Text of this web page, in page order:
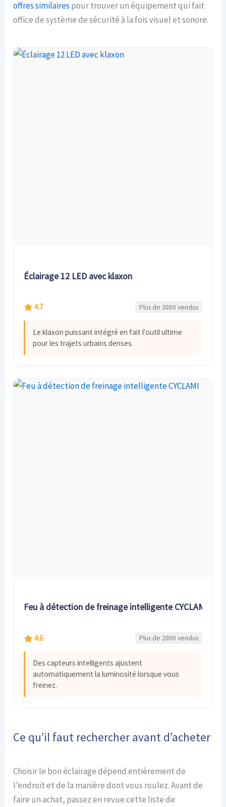
offres similaires pour trouver un équipement qui fait
office de système de sécurité à la fois visuel et sonore.
Éclairage 12 LED avec klaxon
4.7 Plus de 3000 vendus
Le klaxon puissant intégré en fait l'outil ultime
pour les trajets urbains denses.
Feu à détection de freinage intelligente CYCLAMI
4.6 Plus de 2000 vendus
Des capteurs intelligents ajustent
automatiquement la luminosité lorsque vous
freinez.
Ce qu’il faut rechercher avant d’acheter
Choisir le bon éclairage dépend entièrement de
l’endroit et de la manière dont vous roulez. Avant de
faire un achat, passez en revue cette liste de